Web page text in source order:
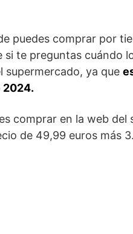
puedes comprar por
si te preguntas cuándo
supermercado, ya que
2024.
comprar en la web del
de 49,99 euros más